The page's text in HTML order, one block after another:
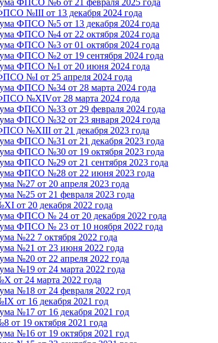
№III от 13 декабря 2024 года
ФПСО №5 от 13 декабря 2024 года
ФПСО №4 от 22 октября 2024 года
ФПСО №3 от 01 октября 2024 года
ФПСО №2 от 19 сентября 2024 года
ФПСО №1 от 20 июня 2024 года
№I от 25 апреля 2024 года
ФПСО №34 от 28 марта 2024 года
№XIVот 28 марта 2024 года
ФПСО №33 от 29 февраля 2024 года
ФПСО №32 от 23 января 2024 года
№XIII от 21 декабря 2023 года
ФПСО №31 от 21 декабря 2023 года
ФПСО №30 от 19 октября 2023 года
ФПСО №29 от 21 сентября 2023 года
ФПСО №28 от 22 июня 2023 года
№27 от 20 апреля 2023 года
№25 от 21 февраля 2023 года
от 20 декабря 2022 года
ФПСО № 24 от 20 декабря 2022 года
ФПСО № 23 от 10 ноября 2022 года
№22 7 октября 2022 года
№21 от 23 июня 2022 года
№20 от 22 апреля 2022 года
№19 от 24 марта 2022 года
от 24 марта 2022 года
№18 от 24 февраля 2022 год
от 16 декабря 2021 год
№17 от 16 декабря 2021 год
от 19 октября 2021 года
№16 от 19 октября 2021 год